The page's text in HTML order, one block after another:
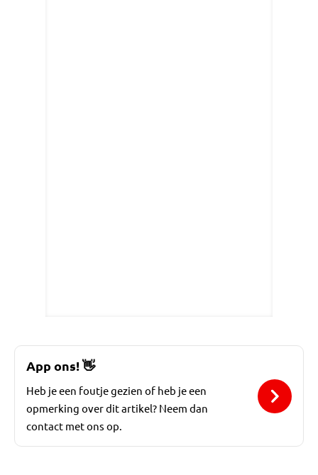
App ons!👋
Heb je een foutje gezien of heb je een
opmerking over dit artikel? Neem dan
contact met ons op.